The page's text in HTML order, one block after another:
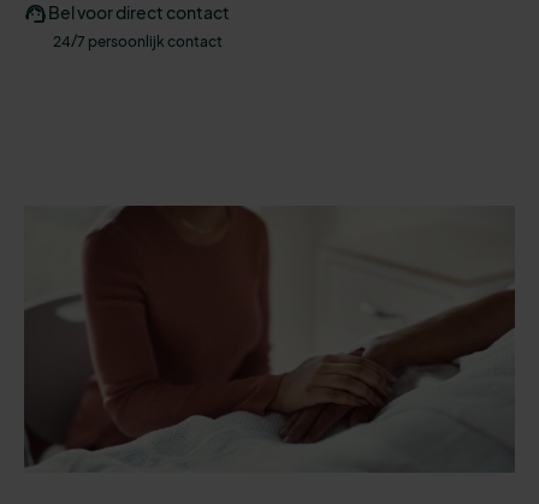
Bel voor direct contact
24/7 persoonlijk contact